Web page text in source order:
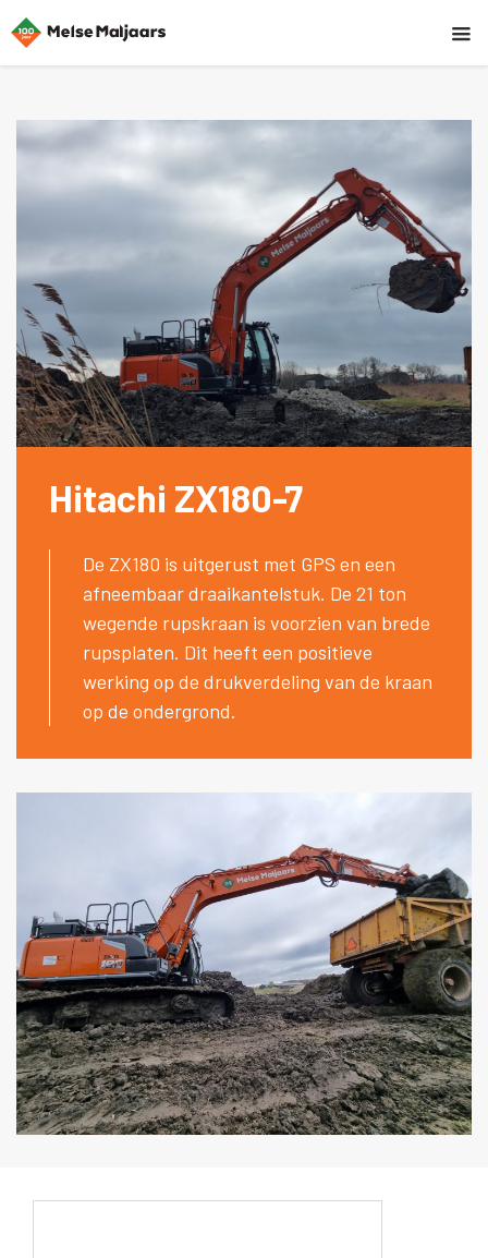
Hitachi ZX180-7
De ZX180 is uitgerust met GPS en een
afneembaar draaikantelstuk. De 21 ton
wegende rupskraan is voorzien van brede
rupsplaten. Dit heeft een positieve
werking op de drukverdeling van de kraan
op de ondergrond.